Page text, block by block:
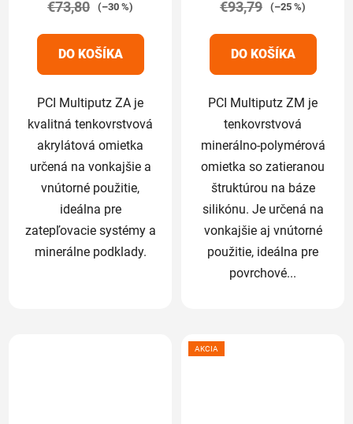
5,0
5
hviezdičiek.
€73,80 (–30 %)
DO KOŠÍKA
PCI Multiputz ZA je
kvalitná tenkovrstvová
akrylátová omietka
určená na vonkajšie a
vnútorné použitie,
ideálna pre
zatepľovacie systémy a
minerálne podklady.
5,0
5
hviezdičiek.
€93,79 (–25 %)
DO KOŠÍKA
PCI Multiputz ZM je
tenkovrstvová
minerálno-polymérová
omietka so zatieranou
štruktúrou na báze
silikónu. Je určená na
vonkajšie aj vnútorné
použitie, ideálna pre
povrchové...
AKCIA